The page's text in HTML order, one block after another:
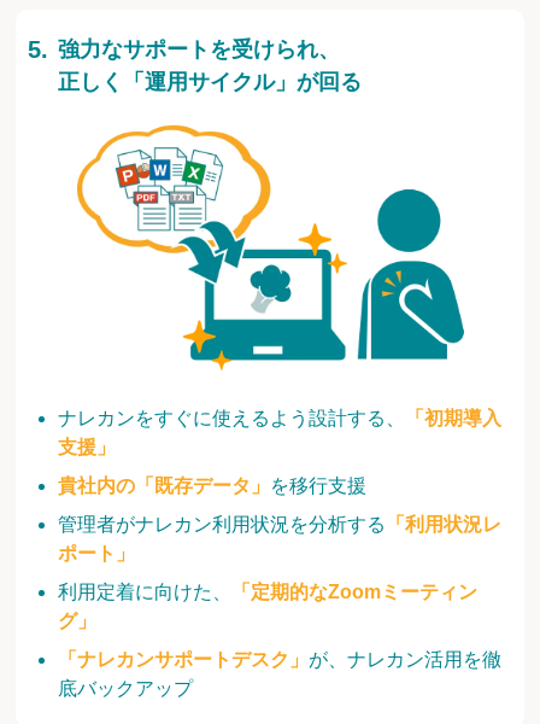
ナレカンをすぐに使えるよう設計する、
「初期導入
支援」
貴社内の「既存データ」 を移行支援
管理者がナレカン利用状況を分析する
「利用状況レ
ポート」
利用定着に向けた、
「定期的なZoomミーティン
グ」
「ナレカンサポートデスク」 が、ナレカン活用を徹
底バックアップ
強力なサポートを受けられ、
正しく「運用サイクル」が回る